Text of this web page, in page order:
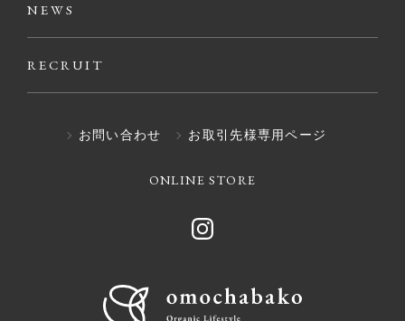
NEWS
RECRUIT
お問い合わせ お取引先様専用ページ
ONLINE STORE